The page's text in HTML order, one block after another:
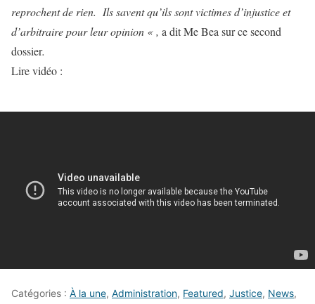
reprochent de rien. Ils savent qu’ils sont victimes d’injustice et
d’arbitraire pour leur opinion « , a dit Me Bea sur ce second
dossier.
Lire vidéo :
Catégories : À la une, Administration, Featured, Justice, News,